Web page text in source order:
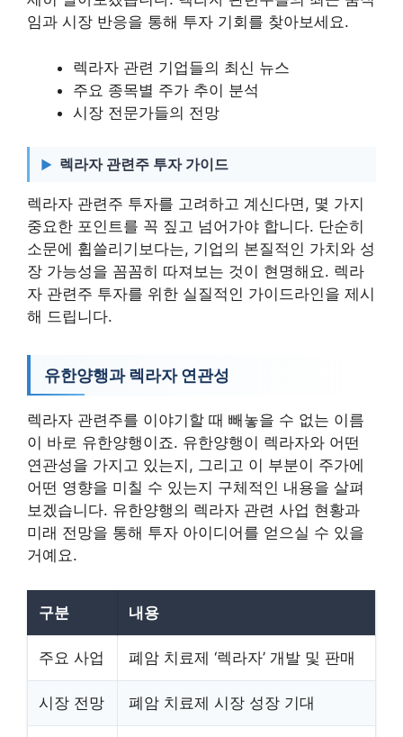
임과 시장 반응을 통해 투자 기회를 찾아보세요.
렉라자 관련 기업들의 최신 뉴스
주요 종목별 주가 추이 분석
시장 전문가들의 전망
렉라자 관련주 투자 가이드
렉라자 관련주 투자를 고려하고 계신다면, 몇 가지
중요한 포인트를 꼭 짚고 넘어가야 합니다. 단순히
소문에 휩쓸리기보다는, 기업의 본질적인 가치와 성
장 가능성을 꼼꼼히 따져보는 것이 현명해요. 렉라
자 관련주 투자를 위한 실질적인 가이드라인을 제시
해 드립니다.
유한양행과 렉라자 연관성
렉라자 관련주를 이야기할 때 빼놓을 수 없는 이름
이 바로 유한양행이죠. 유한양행이 렉라자와 어떤
연관성을 가지고 있는지, 그리고 이 부분이 주가에
어떤 영향을 미칠 수 있는지 구체적인 내용을 살펴
보겠습니다. 유한양행의 렉라자 관련 사업 현황과
미래 전망을 통해 투자 아이디어를 얻으실 수 있을
거예요.
구분 내용
주요 사업 폐암 치료제 ‘렉라자’ 개발 및 판매
시장 전망 폐암 치료제 시장 성장 기대